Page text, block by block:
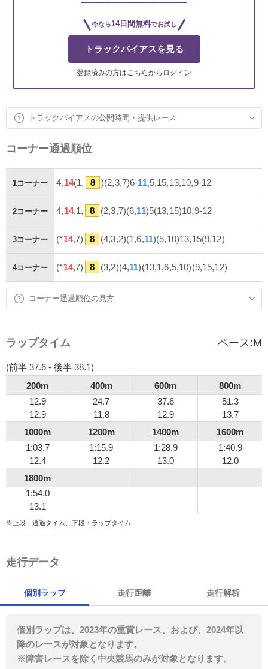
今なら14日間無料でお試し
トラックバイアスを見る
登録済みの方はこちらからログイン
トラックバイアスの公開時間・提供レース
コーナー通過順位
1コーナー 4,14(1, 8 )(2,3,7)6-11,5,15,13,10,9-12
2コーナー 4,14,1, 8 (2,3,7)(6,11)5(13,15)10,9-12
3コーナー (*14,7) 8 (4,3,2)(1,6,11)(5,10)13,15(9,12)
4コーナー (*14,7) 8 (3,2)(4,11)(13,1,6,5,10)(9,15,12)
コーナー通過順位の見方
ラップタイム ペース:M
(前半 37.6 - 後半 38.1)
200m
400m 600m
800m
12.9
12.9
24.7
11.8
37.6
12.9
51.3
13.7
1000m
1200m 1400m
1600m
1:03.7
12.4
1:15.9
12.2
1:28.9
13.0
1:40.9
12.0
1800m
1:54.0
13.1
※上段：通過タイム、下段：ラップタイム
走行データ
個別ラップ 走行距離 走行解析
個別ラップは、2023年の重賞レース、および、2024年以
降のレースが対象となります。
※障害レースを除く中央競馬のみが対象となります。